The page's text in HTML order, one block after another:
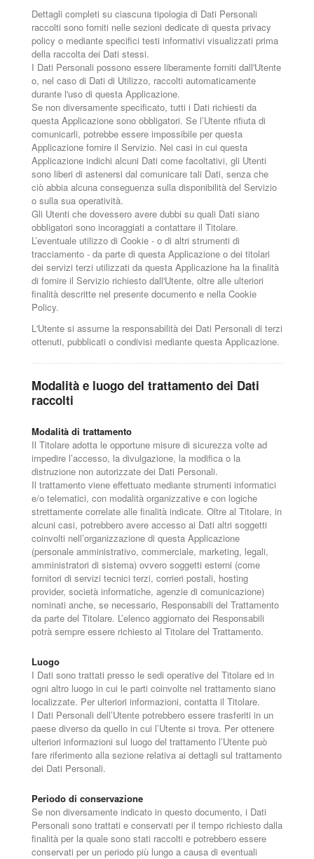
Dettagli completi su ciascuna tipologia di Dati Personali
raccolti sono forniti nelle sezioni dedicate di questa privacy
policy o mediante specifici testi informativi visualizzati prima
della raccolta dei Dati stessi.
I Dati Personali possono essere liberamente forniti dall'Utente
o, nel caso di Dati di Utilizzo, raccolti automaticamente
durante l'uso di questa Applicazione.
Se non diversamente specificato, tutti i Dati richiesti da
questa Applicazione sono obbligatori. Se l’Utente rifiuta di
comunicarli, potrebbe essere impossibile per questa
Applicazione fornire il Servizio. Nei casi in cui questa
Applicazione indichi alcuni Dati come facoltativi, gli Utenti
sono liberi di astenersi dal comunicare tali Dati, senza che
ciò abbia alcuna conseguenza sulla disponibilità del Servizio
o sulla sua operatività.
Gli Utenti che dovessero avere dubbi su quali Dati siano
obbligatori sono incoraggiati a contattare il Titolare.
L’eventuale utilizzo di Cookie - o di altri strumenti di
tracciamento - da parte di questa Applicazione o dei titolari
dei servizi terzi utilizzati da questa Applicazione ha la finalità
di fornire il Servizio richiesto dall'Utente, oltre alle ulteriori
finalità descritte nel presente documento e nella Cookie
Policy.
L'Utente si assume la responsabilità dei Dati Personali di terzi
ottenuti, pubblicati o condivisi mediante questa Applicazione.
Modalità e luogo del trattamento dei Dati
raccolti
Modalità di trattamento
Il Titolare adotta le opportune misure di sicurezza volte ad
impedire l’accesso, la divulgazione, la modifica o la
distruzione non autorizzate dei Dati Personali.
Il trattamento viene effettuato mediante strumenti informatici
e/o telematici, con modalità organizzative e con logiche
strettamente correlate alle finalità indicate. Oltre al Titolare, in
alcuni casi, potrebbero avere accesso ai Dati altri soggetti
coinvolti nell’organizzazione di questa Applicazione
(personale amministrativo, commerciale, marketing, legali,
amministratori di sistema) ovvero soggetti esterni (come
fornitori di servizi tecnici terzi, corrieri postali, hosting
provider, società informatiche, agenzie di comunicazione)
nominati anche, se necessario, Responsabili del Trattamento
da parte del Titolare. L’elenco aggiornato dei Responsabili
potrà sempre essere richiesto al Titolare del Trattamento.
Luogo
I Dati sono trattati presso le sedi operative del Titolare ed in
ogni altro luogo in cui le parti coinvolte nel trattamento siano
localizzate. Per ulteriori informazioni, contatta il Titolare.
I Dati Personali dell’Utente potrebbero essere trasferiti in un
paese diverso da quello in cui l’Utente si trova. Per ottenere
ulteriori informazioni sul luogo del trattamento l’Utente può
fare riferimento alla sezione relativa ai dettagli sul trattamento
dei Dati Personali.
Periodo di conservazione
Se non diversamente indicato in questo documento, i Dati
Personali sono trattati e conservati per il tempo richiesto dalla
finalità per la quale sono stati raccolti e potrebbero essere
conservati per un periodo più lungo a causa di eventuali